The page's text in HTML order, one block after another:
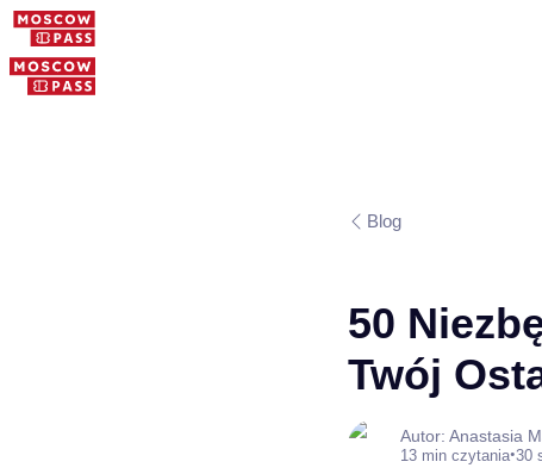
Blog
50
Twój
Autor: Anastasia
13 min czytania•30